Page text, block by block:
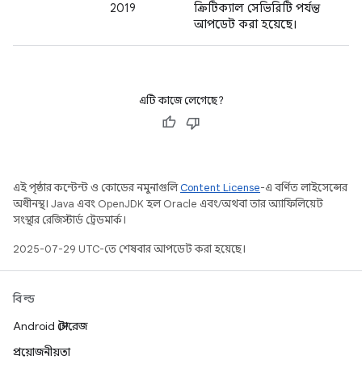
2019
ক্রিটিক্যাল সেভিরিটি পর্যন্ত
আপডেট করা হয়েছে।
এটি কাজে লেগেছে?
এই পৃষ্ঠার কন্টেন্ট ও কোডের নমুনাগুলিContent License-এ বর্ণিত লাইসেন্সের
অধীনস্থ। Java এবং OpenJDK হল Oracle এবং/অথবা তার অ্যাফিলিয়েট
সংস্থার রেজিস্টার্ড ট্রেডমার্ক।
2025-07-29 UTC-তে শেষবার আপডেট করা হয়েছে।
বিল্ড
Android স্টোরেজ
প্রয়োজনীয়তা